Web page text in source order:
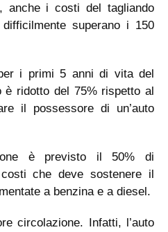
anche i costi del tagliando
superano i 150
i primi 5 anni di vita del
è ridotto del 75% rispetto al
il possessore di un’auto
è previsto il 50% di
che deve sostenere il
a benzina e a diesel.
circolazione. Infatti, l’auto